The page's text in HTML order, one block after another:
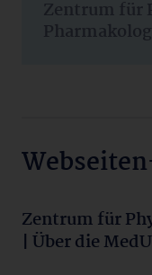
Zentrum für
Zentrum für
| Über die